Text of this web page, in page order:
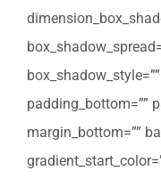
padding_bottom=””
margin_bottom=””